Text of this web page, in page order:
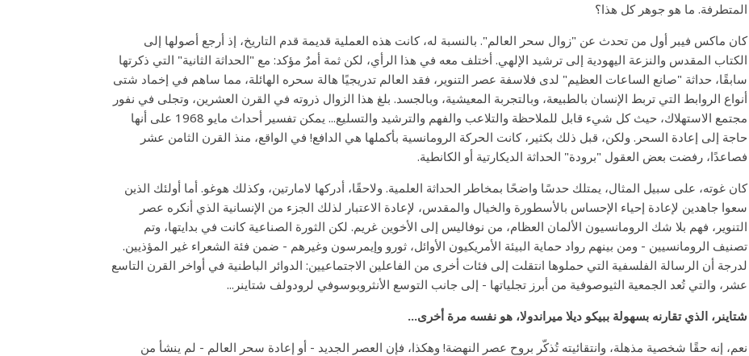
المتطرفة. ما هو جوهر كل هذا؟
كان ماكس فيبر أول من تحدث عن "زوال سحر العالم". بالنسبة له، كانت هذه العملية قديمة قدم التاريخ، إذ أرجع أصولها إلى
الكتاب المقدس والنزعة اليهودية إلى ترشيد الإلهي. أختلف معه في هذا الرأي، لكن ثمة أمرٌ مؤكد: مع "الحداثة الثانية" التي ذكرتها
سابقًا، حداثة "صانع الساعات العظيم" لدى فلاسفة عصر التنوير، فقد العالم تدريجيًا هالة سحره الهائلة، مما ساهم في إخماد شتى
أنواع الروابط التي تربط الإنسان بالطبيعة، وبالتجربة المعيشية، وبالجسد. بلغ هذا الزوال ذروته في القرن العشرين، وتجلى في نفور
مجتمع الاستهلاك، حيث كل شيء قابل للملاحظة والتلاعب والفهم والترشيد والتسليع... يمكن تفسير أحداث مايو 1968 على أنها
حاجة إلى إعادة السحر. ولكن، قبل ذلك بكثير، كانت الحركة الرومانسية بأكملها هي الدافع! في الواقع، منذ القرن الثامن عشر
فصاعدًا، رفضت بعض العقول "برودة" الحداثة الديكارتية أو الكانطية.
كان غوته، على سبيل المثال، يمتلك حدسًا واضحًا بمخاطر الحداثة العلمية. ولاحقًا، أدركها لامارتين، وكذلك هوغو. أما أولئك الذين
سعوا جاهدين لإعادة إحياء الإحساس بالأسطورة والخيال والمقدس، لإعادة الاعتبار لذلك الجزء من الإنسانية الذي أنكره عصر
التنوير، فهم بلا شك الرومانسيون الألمان العظام، من نوفاليس إلى الأخوين غريم. لكن الثورة الصناعية كانت في بدايتها، وتم
تصنيف الرومانسيين - ومن بينهم رواد حماية البيئة الأمريكيون الأوائل، ثورو وإيمرسون وغيرهم - ضمن فئة الشعراء غير المؤذيين.
لدرجة أن الرسالة الفلسفية التي حملوها انتقلت إلى فئات أخرى من الفاعلين الاجتماعيين: الدوائر الباطنية في أواخر القرن التاسع
عشر، والتي تُعد الجمعية الثيوصوفية من أبرز تجلياتها - إلى جانب التوسع الأنثروبوسوفي لرودولف شتاينر...
شتاينر، الذي تقارنه بسهولة ببيكو ديلا ميراندولا، هو نفسه مرة أخرى...
نعم، إنه حقًا شخصية مذهلة، وانتقائيته تُذكّر بروح عصر النهضة! وهكذا، فإن العصر الجديد - أو إعادة سحر العالم - لم ينشأ من